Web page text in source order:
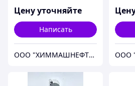
Цену уточняйте
Написать
ООО "ХИММАШНЕФТЕГАЗ"